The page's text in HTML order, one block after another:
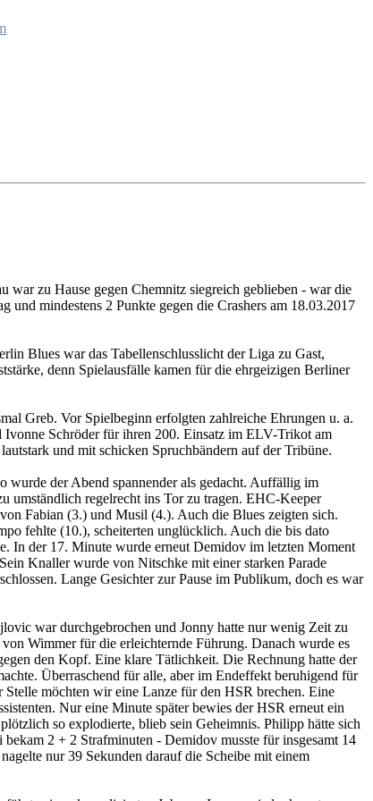
war zu Hause gegen Chemnitz siegreich geblieben - war die
mindestens 2 Punkte gegen die Crashers am 18.03.2017
Blues war das Tabellenschlusslicht der Liga zu Gast,
denn Spielausfälle kamen für die ehrgeizigen Berliner
Greb. Vor Spielbeginn erfolgten zahlreiche Ehrungen u. a.
Ivonne Schröder für ihren 200. Einsatz im ELV-Trikot am
und mit schicken Spruchbändern auf der Tribüne.
wurde der Abend spannender als gedacht. Auffällig im
umständlich regelrecht ins Tor zu tragen. EHC-Keeper
Fabian (3.) und Musil (4.). Auch die Blues zeigten sich.
fehlte (10.), scheiterten unglücklich. Auch die bis dato
In der 17. Minute wurde erneut Demidov im letzten Moment
Knaller wurde von Nitschke mit einer starken Parade
Lange Gesichter zur Pause im Publikum, doch es war
war durchgebrochen und Jonny hatte nur wenig Zeit zu
Wimmer für die erleichternde Führung. Danach wurde es
den Kopf. Eine klare Tätlichkeit. Die Rechnung hatte der
Überraschend für alle, aber im Endeffekt beruhigend für
möchten wir eine Lanze für den HSR brechen. Eine
Nur eine Minute später bewies der HSR erneut ein
so explodierte, blieb sein Geheimnis. Philipp hätte sich
2 + 2 Strafminuten - Demidov musste für insgesamt 14
nur 39 Sekunden darauf die Scheibe mit einem